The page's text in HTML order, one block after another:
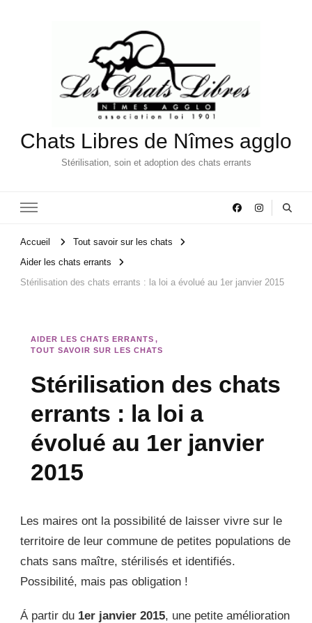
Chats Libres de Nîmes agglo
Stérilisation, soin et adoption des chats errants
Accueil
Tout savoir sur les chats
Aider les chats errants
Stérilisation des chats errants : la loi a évolué au 1er janvier 2015
AIDER LES CHATS ERRANTS
TOUT SAVOIR SUR LES CHATS
Stérilisation des chats
errants : la loi a
évolué au 1er janvier
2015
Les maires ont la possibilité de laisser vivre sur le
territoire de leur commune de petites populations de
chats sans maître, stérilisés et identifiés.
Possibilité, mais pas obligation !
Á partir du 1er janvier 2015, une petite amélioration